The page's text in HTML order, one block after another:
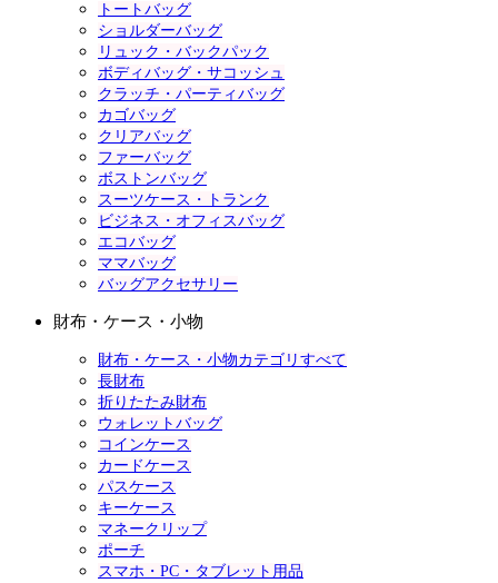
トートバッグ
ショルダーバッグ
リュック・バックパック
ボディバッグ・サコッシュ
クラッチ・パーティバッグ
カゴバッグ
クリアバッグ
ファーバッグ
ボストンバッグ
スーツケース・トランク
ビジネス・オフィスバッグ
エコバッグ
ママバッグ
バッグアクセサリー
財布・ケース・小物
財布・ケース・小物カテゴリすべて
長財布
折りたたみ財布
ウォレットバッグ
コインケース
カードケース
パスケース
キーケース
マネークリップ
ポーチ
スマホ・PC・タブレット用品